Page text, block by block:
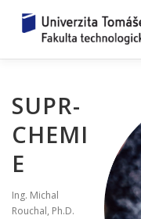
JAK TO FUNGUJE?
REZERVACE
SUPR-
CHEMI
E
Ing. Michal
Rouchal, Ph.D.